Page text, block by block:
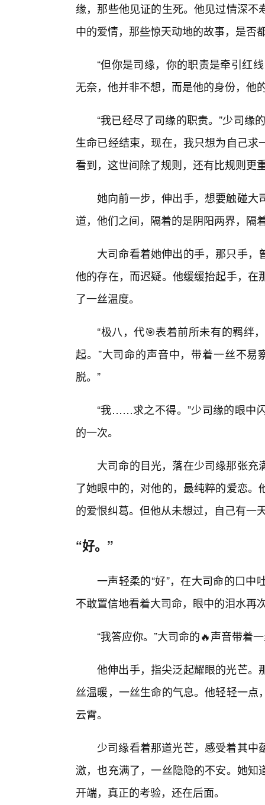
缘，那些他见证的生死。他见过情深
中的爱情，那些惊天动地的故事，是否
“但你是司缘，你的职责是牵引红
无奈，他并非不想，而是他的身份，他
“我已经尽了司缘的职责。”少司缘
生命已经结束，现在，我只想为自己
看到，这世间除了规则，还有比规则更
她向前一步，伸出手，想要触碰大
道，他们之间，隔着的是阴阳两界，隔
大司命看着她伸出的手，那只手
他的存在，而迟疑。他缓缓抬起手，
了一丝温度。
“极八，代🎯表着前所未有的羁绊
起。”大司命的声音中，带着一丝不
脱。”
“我……求之不得。”少司缘的眼中
的一次。
大司命的目光，落在少司缘那张
了她眼中的，对他的，最纯粹的爱恋
的爱恨纠葛。但他从未想过，自己有一
“好。”
一声轻柔的“好”，在大司命的口
不敢置信地看着大司命，眼中的泪水再
“我答应你。”大司命的🔥声音带着
他伸出手，指尖泛起耀眼的光芒。
丝温暖，一丝生命的气息。他轻轻一
云霄。
少司缘看着那道光芒，感受着其
激，也充满了，一丝隐隐的不安。她
开端，真正的考验，还在后面。